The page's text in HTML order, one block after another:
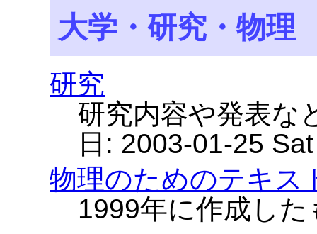
大学・研究・物理
研究
研究内容や発表な
日: 2003-01-25
物理のためのテキス
1999年に作成した